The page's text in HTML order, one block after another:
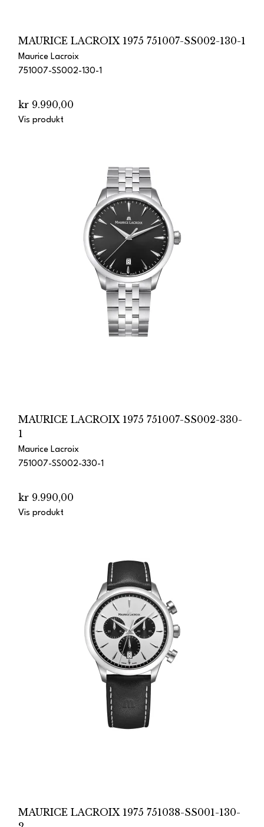
MAURICE LACROIX 1975 751007-SS002-130-1
Maurice Lacroix
751007-SS002-130-1
kr 9.990,00
Vis produkt
MAURICE LACROIX 1975 751007-SS002-330-
1
Maurice Lacroix
751007-SS002-330-1
kr 9.990,00
Vis produkt
MAURICE LACROIX 1975 751038-SS001-130-